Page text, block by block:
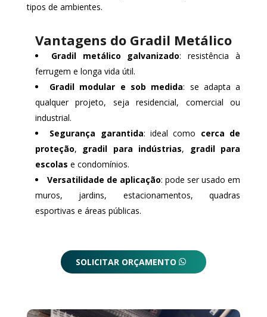
tipos de ambientes.
Vantagens do Gradil Metálico
Gradil metálico galvanizado: resistência à
ferrugem e longa vida útil.
Gradil modular e sob medida: se adapta a
qualquer projeto, seja residencial, comercial ou
industrial.
Segurança garantida: ideal como cerca de
proteção, gradil para indústrias, gradil para
escolas e condomínios.
Versatilidade de aplicação: pode ser usado em
muros, jardins, estacionamentos, quadras
esportivas e áreas públicas.
SOLICITAR ORÇAMENTO